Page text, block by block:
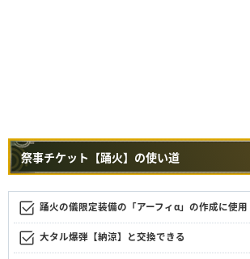
祭事チケット【踊火】の使い道
踊火の儀限定装備の「アーフィα」の作成に使用
大タル爆弾【納涼】と交換できる